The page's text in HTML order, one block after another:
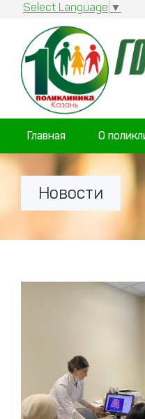
Select Language ▼
Главная О
Новости